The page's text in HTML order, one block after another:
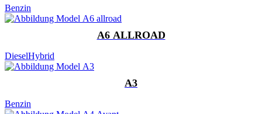
Benzin
A6 ALLROAD
DieselHybrid
A3
Benzin